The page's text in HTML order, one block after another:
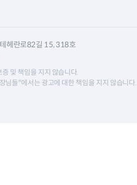
헤란로82길 15, 318호
및 책임을 지지 않습니다.
님들"에서는 광고에 대한 책임을 지지 않습니다.